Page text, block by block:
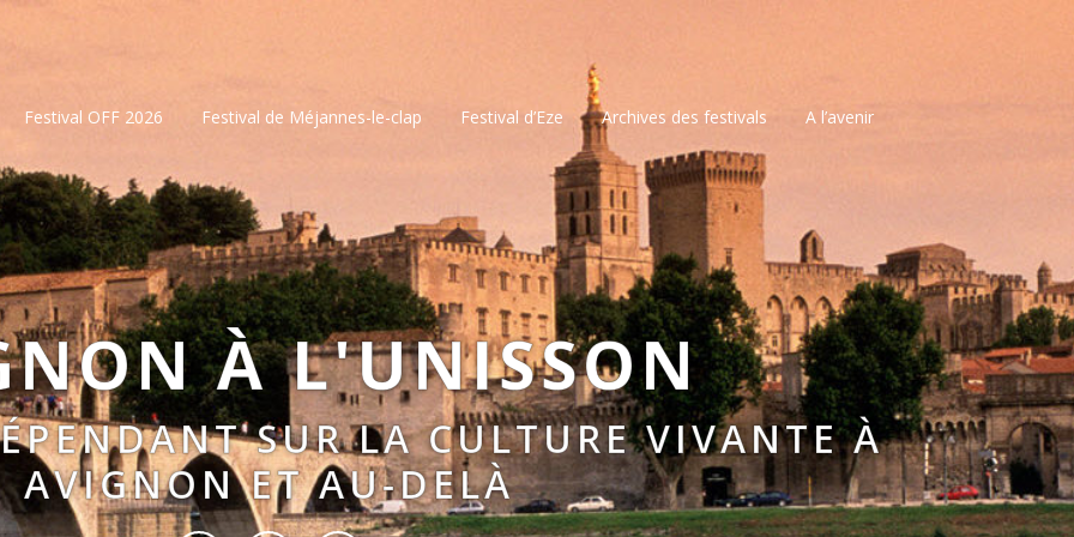
Festival OFF 2026 Festival de Méjannes-le-clap Festival d’Eze Archives des festivals A l’avenir
À L'UNISSON
SUR LA CULTURE VIVANTE À
AVIGNON ET AU-DELÀ